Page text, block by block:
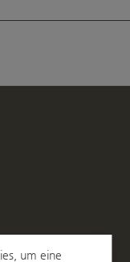
um eine